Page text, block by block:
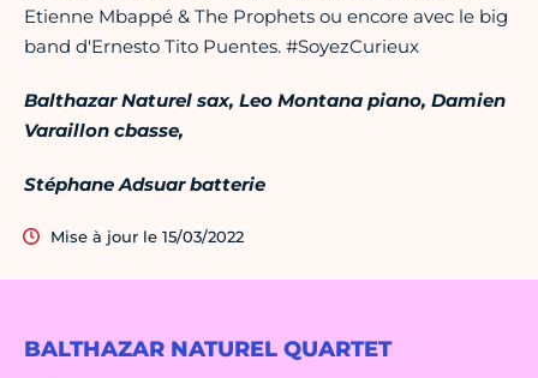
BALTHAZAR NATUREL QUARTET
Etienne Mbappé & The Prophets ou encore avec le big
band d'Ernesto Tito Puentes. #SoyezCurieux
Balthazar Naturel sax, Leo Montana piano, Damien
Varaillon cbasse,
Stéphane Adsuar batterie
Mise à jour le 15/03/2022